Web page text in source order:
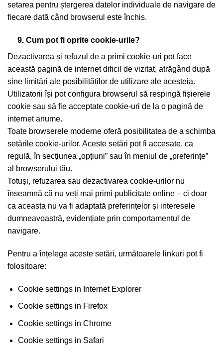
setarea pentru ștergerea datelor individuale de navigare de
fiecare dată când browserul este închis.
9. Cum pot fi oprite cookie-urile?
Dezactivarea și refuzul de a primi cookie-uri pot face
această pagină de internet dificil de vizitat, atrăgând după
sine limitări ale posibilităților de utilizare ale acesteia.
Utilizatorii își pot configura browserul să respingă fișierele
cookie sau să fie acceptate cookie-uri de la o pagină de
internet anume.
Toate browserele moderne oferă posibilitatea de a schimba
setările cookie-urilor. Aceste setări pot fi accesate, ca
regulă, în secțiunea „opțiuni” sau în meniul de „preferințe”
al browserului tău.
Totuși, refuzarea sau dezactivarea cookie-urilor nu
înseamnă că nu veți mai primi publicitate online – ci doar
ca aceasta nu va fi adaptată preferințelor și interesele
dumneavoastră, evidențiate prin comportamentul de
navigare.
Pentru a înțelege aceste setări, următoarele linkuri pot fi
folositoare:
Cookie settings in Internet Explorer
Cookie settings in Firefox
Cookie settings in Chrome
Cookie settings in Safari